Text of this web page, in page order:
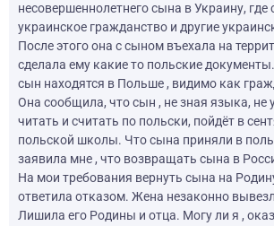
несовершеннолетнего сына в Украину, где
украинское гражданство и другие
После этого она с сыном въехала на
сделала ему какие то польские
сын находятся в Польше , видимо как
Она сообщила, что сын , не зная языка, не
читать и считать по польски, пойдёт в
польской школы. Что сына приняли в
заявила мне , что возвращать сына в
На мои требования вернуть сына на
ответила отказом. Жена незаконно
Лишила его Родины и отца. Могу ли я ,